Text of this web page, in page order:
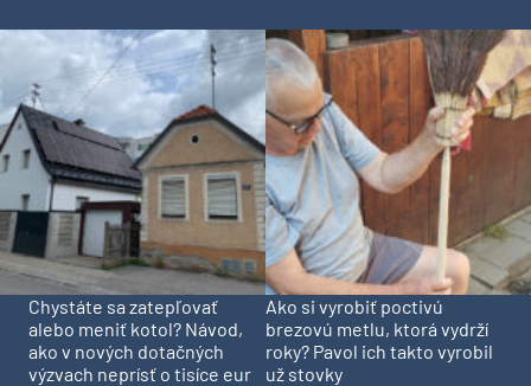
Chystáte sa zatepľovať
alebo meniť kotol? Návod,
ako v nových dotačných
výzvach neprísť o tisíce eur
Ako si vyrobiť poctivú
brezovú metlu, ktorá vydrží
roky? Pavol ich takto vyrobil
už stovky